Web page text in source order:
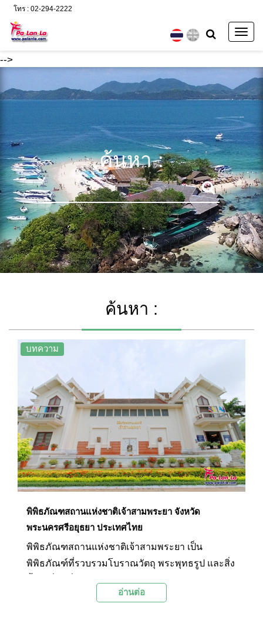
-->
โทร : 02-294-2222
ค้นหา :
ค้นหา :
บทความ
พิพิธภัณฑสถานแห่งชาติเจ้าสามพระยา จังหวัด
พระนครศรีอยุธยา ประเทศไทย
พิพิธภัณฑสถานแห่งชาติเจ้าสามพระยา เป็น
พิพิธภัณฑ์ที่รวบรวมโบราณวัตถุ พระพุทธรูป และสิ่ง
สถานต่างๆในจังหวัดพระนครศรีอยุธยาโดยกรม
อ่านต่อ